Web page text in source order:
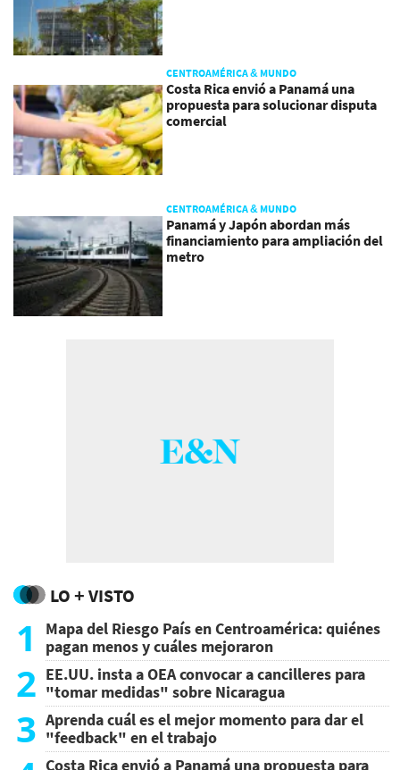
CENTROAMÉRICA & MUNDO
Costa Rica envió a Panamá una
propuesta para solucionar disputa
comercial
CENTROAMÉRICA & MUNDO
Panamá y Japón abordan más
financiamiento para ampliación del
metro
LO + VISTO
1
Mapa del Riesgo País en Centroamérica: quiénes
pagan menos y cuáles mejoraron
2 EE.UU. insta a OEA convocar a cancilleres para
"tomar medidas" sobre Nicaragua
3 Aprenda cuál es el mejor momento para dar el
"feedback" en el trabajo
Costa Rica envió a Panamá una propuesta para